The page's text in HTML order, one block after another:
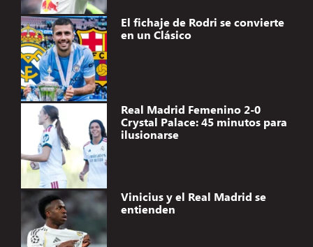
El fichaje de Rodri se convierte
en un Clásico
Real Madrid Femenino 2-0
Crystal Palace: 45 minutos para
ilusionarse
Vinicius y el Real Madrid se
entienden